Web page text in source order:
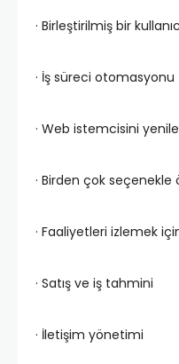
· Birleştirilmiş bir
· İş süreci otomasyonu
· Web istemcisini
· Birden çok seçenekle
· Faaliyetleri izlemek
· Satış ve iş tahmini
· İletişim yönetimi